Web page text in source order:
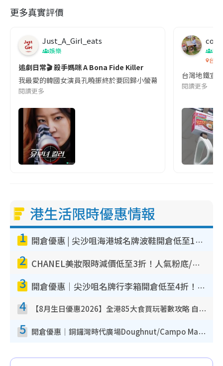
更多真實評價
Just_A_Girl_eats
娛樂
追劇日常🎬 殺手媽咪 A Bona Fide Killer
我最愛的韓國女演員孔曉振終於要回歸小螢幕啦!這次的劇本改編
閱讀更多
co
吹
台灣
台灣地鐵宣
閱讀更多
港生活限時優惠情報
1 開倉優惠 | 尖沙咀海港城名牌波鞋開倉低至1折！On鞋$899起／Joy&Peace鞋履$98起
2 CHANEL美妝限時減價低至3折！人氣粉底/唇膏/精華液低至$275！COCO香水都有平
3 開倉優惠｜尖沙咀名牌行李箱開倉低至4折！一連5日 American Tourister/ace./Hallmark $200起！
4 【8月生日優惠2026】全港85大食買玩著數攻略 自助餐/火鍋放題同行免費＋誠品/DONKI送現金券
5 開倉優惠｜銅鑼灣時代廣場Doughnut/Campo Marzio開倉低至1折！背囊、書包、手袋劈價$200起